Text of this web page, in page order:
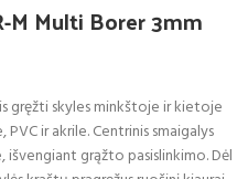
M Multi Borer 3mm
gręžti skyles minkštoje ir kietoje
ir akrile. Centrinis smaigalys
grąžto pasislinkimo. Dėl